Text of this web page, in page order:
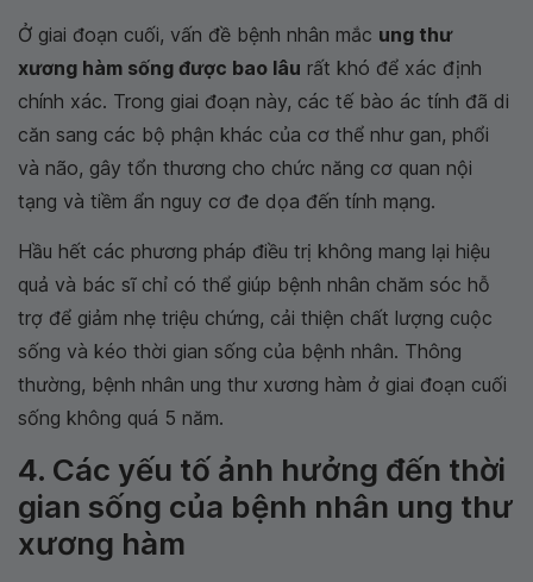
Ở giai đoạn cuối, vấn đề bệnh nhân mắc ung thư
xương hàm sống được bao lâu rất khó để xác định
chính xác. Trong giai đoạn này, các tế bào ác tính đã di
căn sang các bộ phận khác của cơ thể như gan, phổi
và não, gây tổn thương cho chức năng cơ quan nội
tạng và tiềm ẩn nguy cơ đe dọa đến tính mạng.
Hầu hết các phương pháp điều trị không mang lại hiệu
quả và bác sĩ chỉ có thể giúp bệnh nhân chăm sóc hỗ
trợ để giảm nhẹ triệu chứng, cải thiện chất lượng cuộc
sống và kéo thời gian sống của bệnh nhân. Thông
thường, bệnh nhân ung thư xương hàm ở giai đoạn cuối
sống không quá 5 năm.
4. Các yếu tố ảnh hưởng đến thời
gian sống của bệnh nhân ung thư
xương hàm